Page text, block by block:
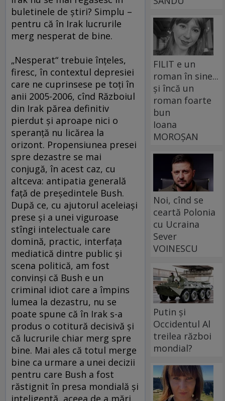
buletinele de ştiri? Simplu –
pentru că în Irak lucrurile
merg nesperat de bine.
„Nesperat“ trebuie înţeles,
firesc, în contextul depresiei
care ne cuprinsese pe toţi în
anii 2005-2006, cînd Războiul
din Irak părea definitiv
pierdut şi aproape nici o
speranţă nu licărea la
orizont. Propensiunea presei
spre dezastre se mai
conjugă, în acest caz, cu
altceva: antipatia generală
faţă de preşedintele Bush.
După ce, cu ajutorul aceleiaşi
prese şi a unei viguroase
stîngi intelectuale care
domină, practic, interfaţa
mediatică dintre public şi
scena politică, am fost
convinşi că Bush e un
criminal idiot care a împins
lumea la dezastru, nu se
poate spune că în Irak s-a
produs o cotitură decisivă şi
că lucrurile chiar merg spre
bine. Mai ales că totul merge
bine ca urmare a unei decizii
pentru care Bush a fost
răstignit în presa mondială şi
inteligentă, aceea de a mări
FILIT e un
roman în sine...
și încă un
roman foarte
bun
Ioana
MOROȘAN
Noi, cînd se
ceartă Polonia
cu Ucraina
Sever
VOINESCU
Putin și
Occidentul Al
treilea război
mondial?